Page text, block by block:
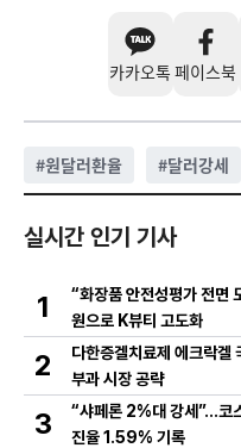
카카오톡 페이스북
#원달러환율 #달러강세
실시간 인기 기사
1
“화장품 안전성평가 전면
원으로 K뷰티 고도화
2
다한증겔치료제 에크락겔
부과 시장 공략
3
“샤페론 2%대 강세”…코
진율 1.59% 기록